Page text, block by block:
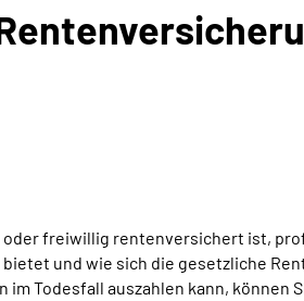
oder freiwillig rentenversichert ist,
und wie sich die gesetzliche
im Todesfall auszahlen kann, können